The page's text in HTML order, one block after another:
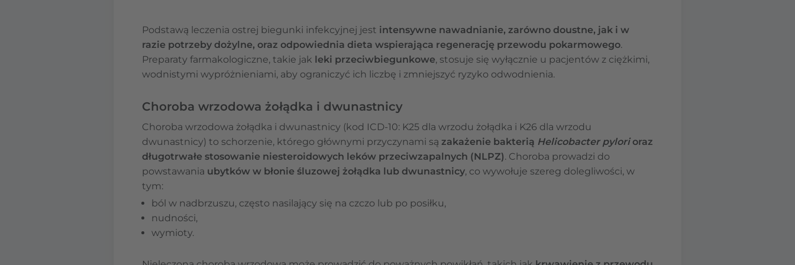
Podstawą leczenia ostrej biegunki infekcyjnej jest intensywne nawadnianie, zarówno doustne, jak i w
razie potrzeby dożylne, oraz odpowiednia dieta wspierająca regenerację przewodu pokarmowego.
Preparaty farmakologiczne, takie jak leki przeciwbiegunkowe, stosuje się wyłącznie u pacjentów z ciężkimi,
wodnistymi wypróżnieniami, aby ograniczyć ich liczbę i zmniejszyć ryzyko odwodnienia.
Choroba wrzodowa żołądka i dwunastnicy
Choroba wrzodowa żołądka i dwunastnicy (kod ICD-10: K25 dla wrzodu żołądka i K26 dla wrzodu
dwunastnicy) to schorzenie, którego głównymi przyczynami są zakażenie bakterią Helicobacter pylorioraz
długotrwałe stosowanie niesteroidowych leków przeciwzapalnych (NLPZ). Choroba prowadzi do
powstawania ubytków w błonie śluzowej żołądka lub dwunastnicy, co wywołuje szereg dolegliwości, w
tym:
ból w nadbrzuszu, często nasilający się na czczo lub po posiłku,
nudności,
wymioty.